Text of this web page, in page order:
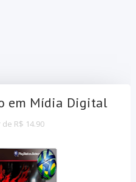
em Mídia Digital
R$ 14.90